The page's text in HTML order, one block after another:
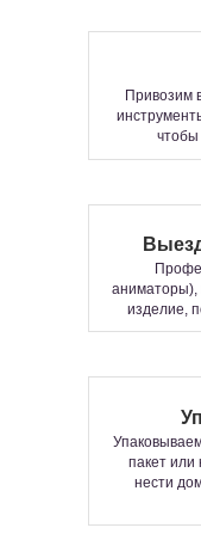
Привозим
аниматоры),
изделие,
пакет или
нести
МАСТЕР-
Групповой
ФОРМАТ —
УЧАСТИЕ
запросу, в
участников
ГРУППОВОЙ
Тот самый формат,
одновременно. Когда
активности, аобщего
единства.
Мастер-класс пройдет
От камерной встречи
фестиваля — умеем всё.
Формат подходит:
— как основа всего
— или как классное